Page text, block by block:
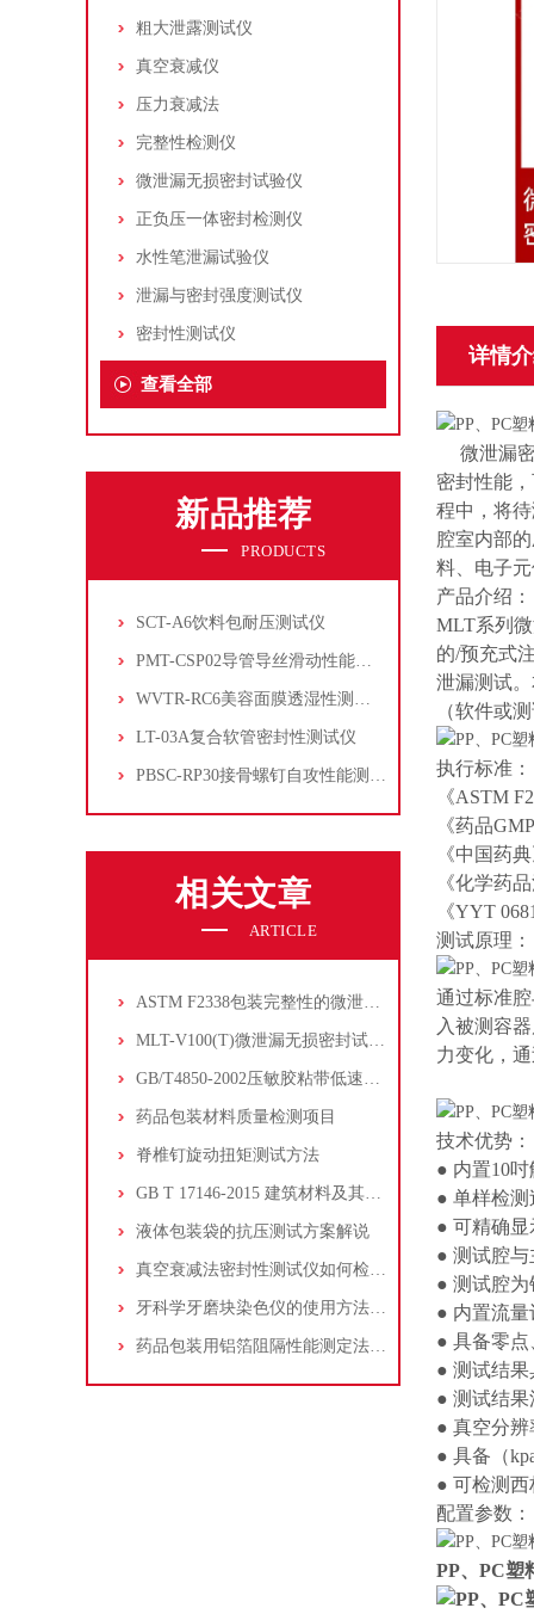
粗大泄露测试仪
真空衰减仪
压力衰减法
完整性检测仪
微泄漏无损密封试验仪
正负压一体密封检测仪
水性笔泄漏试验仪
泄漏与密封强度测试仪
密封性测试仪
查看全部
新品推荐
PRODUCTS
SCT-A6饮料包耐压测试仪
PMT-CSP02导管导丝滑动性能测试仪
WVTR-RC6美容面膜透湿性测试仪
LT-03A复合软管密封性测试仪
PBSC-RP30接骨螺钉自攻性能测试‌仪
相关文章
ARTICLE
ASTM F2338包装完整性的微泄漏测试方法
MLT-V100(T)微泄漏无损密封试验仪的仪器介绍
GB/T4850-2002压敏胶粘带低速解卷强度的测定
药品包装材料质量检测项目
脊椎钉旋动扭矩测试方法
GB T 17146-2015 建筑材料及其制品水蒸气透过性能试验方法
液体包装袋的抗压测试方案解说
真空衰减法密封性测试仪如何检测柔性包装密封性
牙科学牙磨块染色仪的使用方法和注意事项
药品包装用铝箔阻隔性能测定法-杯式法
详情
微泄漏密
密封性能
程中，将
腔室内部
料、电子
产品介绍：
MLT系列
的/预充式
泄漏测试
（软件或
执行标准：
《ASTM
《药品
《中国药
《化学药
《YYT
测试原理：
通过标准
入被测容
力变化，
技术优势：
● 内置10
● 单样检
● 可精确显
● 测试腔
● 测试腔
● 内置流
● 具备零
● 测试结
● 测试结果
● 真空分辨
● 具备（
● 可检测
配置参数：
PP、PC塑